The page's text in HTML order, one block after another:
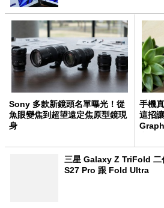
Sony 多款新鏡頭名單曝光！從
魚眼變焦到超望遠定焦原型鏡現
身
手機
這招
三星 Galaxy Z TriFold 二
S27 Pro 跟 Fold Ultra